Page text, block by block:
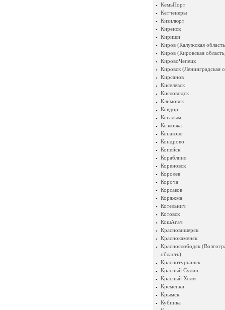
КемьПорт
Кетченеры
Кизилюрт
Киренск
Кириши
Киров (Калужская
Киров (Кировская
КировоЧепецк
Кировск (Ленинградская
Кирсанов
Киселевск
Кисловодск
Климовск
Ковдор
Когалым
Козловка
Конаково
Кондрово
Копейск
Кораблино
Кореновск
Королев
Короча
Корсаков
Коряжма
Котельнич
Котовск
КошАгач
Красновишерск
Краснокаменск
Краснослободск
область)
Краснотурьинск
Красный Сулин
Красный Холм
Кременки
Крымск
Кубинка